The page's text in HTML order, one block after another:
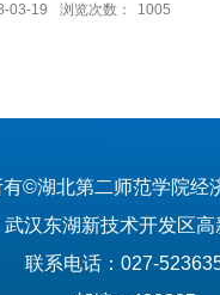
03-19 浏览次数： 1005
有©湖北第二师范学院经
武汉东湖新技术开发区
联系电话：027-